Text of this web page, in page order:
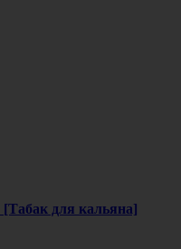
[Табак для кальяна]